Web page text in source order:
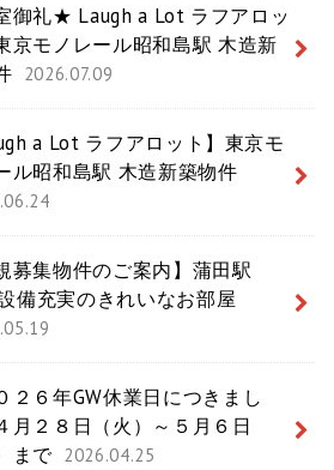
御礼★ Laugh a Lot ラフアロッ
京モノレール昭和島駅 木造新
2026.07.09
a Lot ラフアロット】東京モ
ル昭和島駅 木造新築物件
募集物件のご案内】蒲田駅
備充実のきれいなお部屋
２６年GW休業日につきまし
月２８日（火）～５月６日
まで 2026.04.25